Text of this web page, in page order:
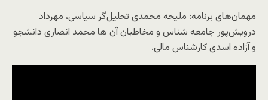
مهمان‌های برنامه: ملیحه محمدی تحلیل‌گر سیاسی، مهرداد
درویش‌پور جامعه شناس و مخاطبان آن ها محمد انصاری دانشجو
و آزاده اسدی کارشناس مالی.